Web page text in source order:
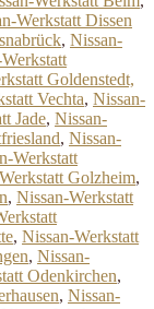
Werkstatt Dissen
, Nissan-
Goldenstedt,
Vechta, Nissan-
Jade, Nissan-
, Nissan-
Werkstatt
Golzheim,
, Nissan-Werkstatt
, Nissan-Werkstatt
, Nissan-
Odenkirchen,
, Nissan-